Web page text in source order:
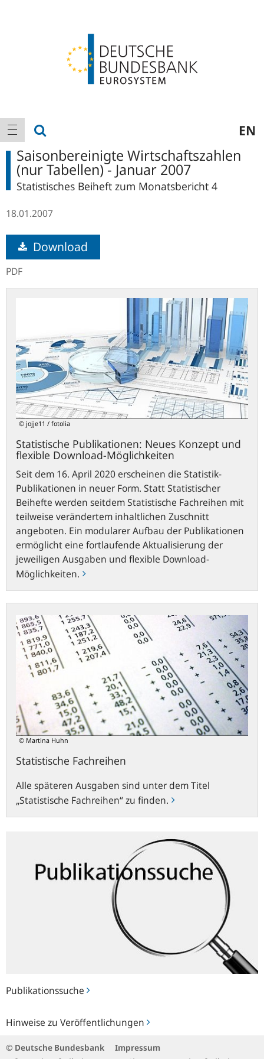
Hauptnavigation
Navigation anzeigen EN
Publikationssuche
Hinweise zu Veröffentlichungen
zu
Saisonbereinigte Wirtschaftszahlen
(nur Tabellen) - Januar 2007
Statistisches Beiheft zum Monatsbericht 4
18.01.2007
Download
PDF
© jojje11 / fotolia
Statistische Publikationen: Neues Konzept und
flexible Download-Möglichkeiten
Seit dem 16. April 2020 erscheinen die Statistik-
Publikationen in neuer Form. Statt Statistischer
Beihefte werden seitdem Statistische Fachreihen mit
teilweise verändertem inhaltlichen Zuschnitt
angeboten. Ein modularer Aufbau der Publikationen
ermöglicht eine fortlaufende Aktualisierung der
jeweiligen Ausgaben und flexible Download-
Möglichkeiten.
Konzept
und
flexible
Download-
Möglichkeiten
© Martina Huhn
Statistische Fachreihen
Alle späteren Ausgaben sind unter dem Titel
„Statistische Fachreihen“ zu finden.
Fachreihen
© Deutsche Bundesbank
Impressum